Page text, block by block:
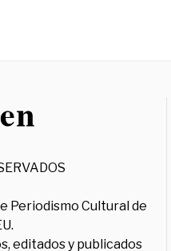
Periodismo Cultural de
editados y publicados